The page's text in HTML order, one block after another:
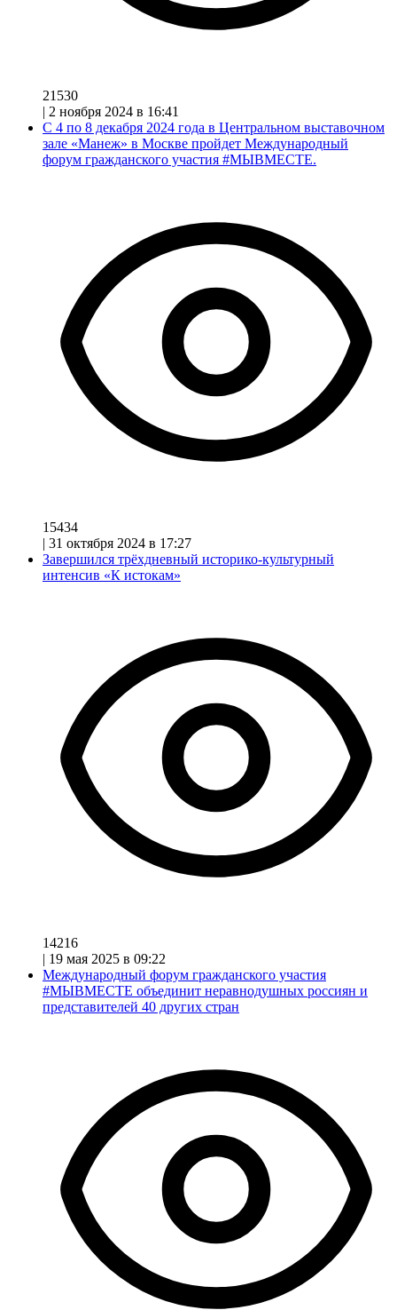
21530
| 2 ноября 2024 в 16:41
С 4 по 8 декабря 2024 года в Центральном выставочном
зале «Манеж» в Москве пройдет Международный
форум гражданского участия #МЫВМЕСТЕ.
15434
| 31 октября 2024 в 17:27
Завершился трёхдневный историко-культурный
интенсив «К истокам»
14216
| 19 мая 2025 в 09:22
Международный форум гражданского участия
#МЫВМЕСТЕ объединит неравнодушных россиян и
представителей 40 других стран